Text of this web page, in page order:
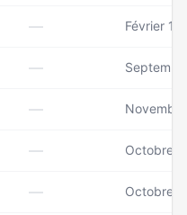
— Février
—
—
— Octobre
— Octobre